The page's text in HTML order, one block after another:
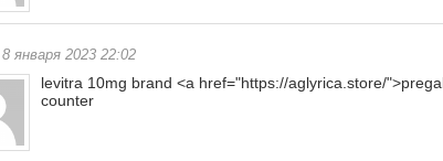
8 января 2023 22:02
levitra 10mg brand <a href="https://aglyrica.store/
counter